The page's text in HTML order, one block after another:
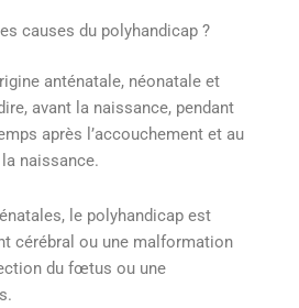
causes du polyhandicap ?
anténatale, néonatale et
avant la naissance, pendant
après l’accouchement et au
naissance.
le polyhandicap est
cérébral ou une malformation
du fœtus ou une